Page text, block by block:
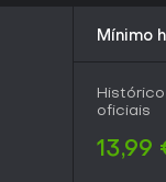
curte jogos de
Críticas externas
acessível.
para descontrair
na campanha e
Mínimo
oficiais
13,99